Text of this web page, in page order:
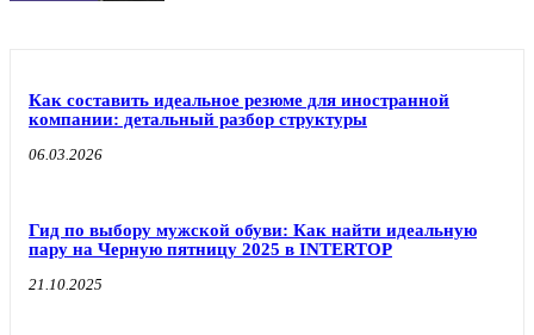
Как составить идеальное резюме для иностранной
компании: детальный разбор структуры
06.03.2026
Гид по выбору мужской обуви: Как найти идеальную
пару на Черную пятницу 2025 в INTERTOP
21.10.2025